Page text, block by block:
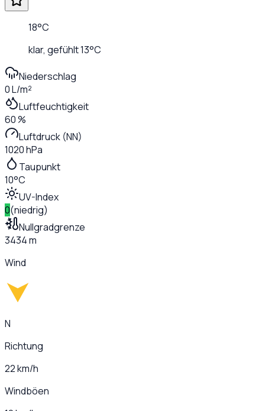
18°C
klar, gefühlt13°C
Niederschlag
0 L/m²
Luftfeuchtigkeit
60 %
Luftdruck (NN)
1020 hPa
Taupunkt
10°C
UV-Index
0(niedrig)
Nullgradgrenze
3434 m
Wind
N
Richtung
22 km/h
Windböen